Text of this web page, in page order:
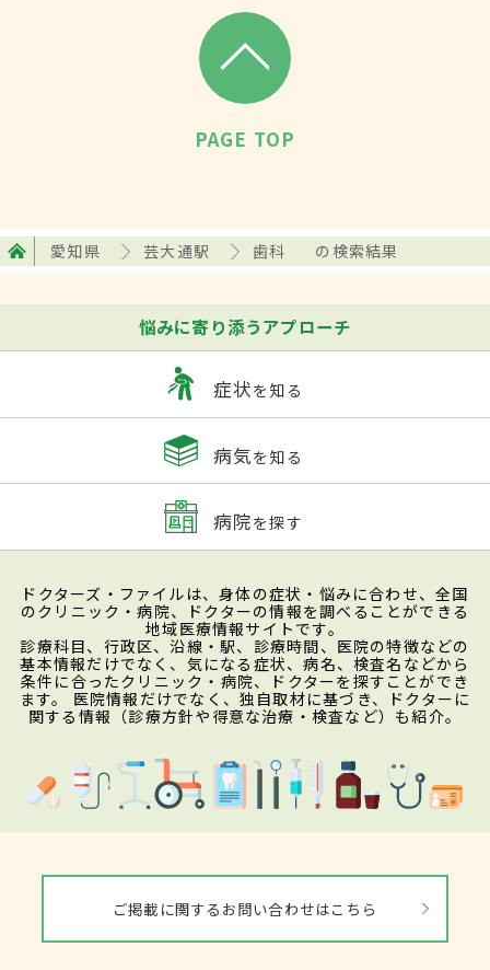
PAGE TOP
愛知県 芸大通駅 歯科 の検索結果
悩みに寄り添うアプローチ
症状を知る
病気を知る
病院を探す
ドクターズ・ファイルは、身体の症状・悩みに合わせ、全国
のクリニック・病院、ドクターの情報を調べることができる
地域医療情報サイトです。
診療科目、行政区、沿線・駅、診療時間、医院の特徴などの
基本情報だけでなく、気になる症状、病名、検査名などから
条件に合ったクリニック・病院、ドクターを探すことができ
ます。 医院情報だけでなく、独自取材に基づき、ドクターに
関する情報（診療方針や得意な治療・検査など）も紹介。
ご掲載に関するお問い合わせはこちら